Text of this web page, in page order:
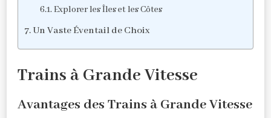
Explorer les Îles et les Côtes
Un Vaste Éventail de Choix
Trains à Grande Vitesse
Avantages des Trains à Grande Vitesse